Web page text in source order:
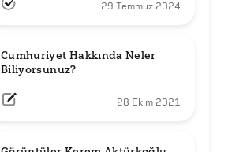
29 Temmuz 2024
Cumhuriyet Hakkında Neler
Biliyorsunuz?
28 Ekim 2021